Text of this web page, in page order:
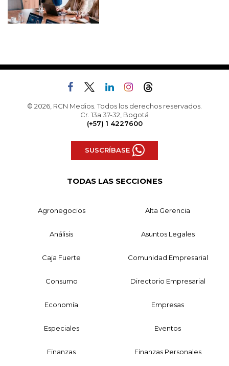
© 2026, RCN Medios. Todos los derechos reservados.
Cr. 13a 37-32, Bogotá
(+57) 1 4227600
SUSCRÍBASE
TODAS LAS SECCIONES
Agronegocios Alta Gerencia
Análisis Asuntos Legales
Caja Fuerte Comunidad Empresarial
Consumo Directorio Empresarial
Economía Empresas
Especiales Eventos
Finanzas Finanzas Personales